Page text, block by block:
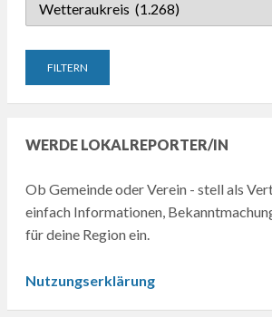
WERDE LOKALREPORTER/IN
Ob Gemeinde oder Verein - stell als
einfach Informationen,
für deine Region ein.
Nutzungserklärung